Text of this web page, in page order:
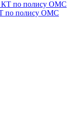
по полису ОМС